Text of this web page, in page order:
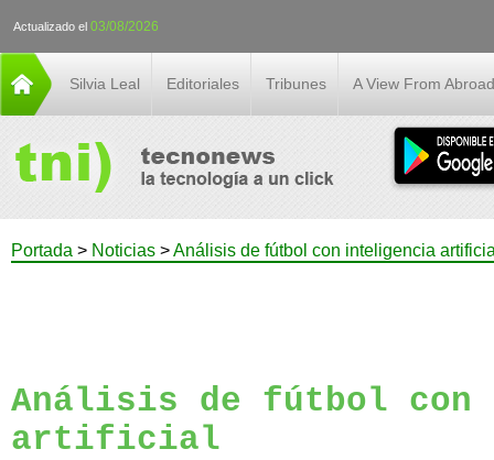
Actualizado el 03/08/2026
Silvia Leal Editoriales Tribunes A View From Abroad
Portada > Noticias >Análisis de fútbol con inteligencia
Análisis de fútbol
artificial